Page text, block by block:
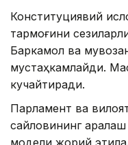
Конституциявий
тармоғини
Баркамол ва
мустаҳкамлайди.
кучайтиради.
Парламент ва
сайловининг
модели жорий